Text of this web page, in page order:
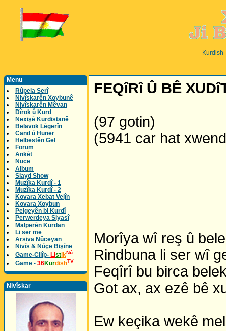
Kurdish
Menu
Rûpela Serî
Nivîskarên Xoybunê
Nivîskarên Mêvan
Dîrok û Kurd
Nexişê Kurdistanê
Belavok Lêgerîn
Cand û Huner
Helbestên Gel
Forum
Ankêt
Nuce
Album
Slayd Show
Muzîka Kurdî - 1
Muzîka Kurdî - 2
Kovara Xebat Vejîn
Kovara Xoybun
Pelgeyên bi Kurdî
Perwerdeya Siyasî
Malperên Kurdan
Li ser me
Arsiva Nûceyan
Nivîs & Nûçe Bişîne
Game-Cilîp- ListikNû
Game - 36KurdishTV
Nivîskar
FEQîRî Û BÊ
(97 gotin)
(5941 car hat
Morîya wî reş û
Rindbuna li ser wî
Feqîrî bu birca
Got ax, ax ezê bê
Ew keçika wekê